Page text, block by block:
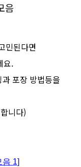
음
민된다면
요.
포장 방법등을
니다)
음 1]